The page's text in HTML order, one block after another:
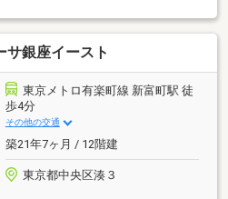
サ銀座イースト
東京メトロ有楽町線 新富町駅 徒
歩4分
その他の交通
築21年7ヶ月 / 12階建
東京都中央区湊３